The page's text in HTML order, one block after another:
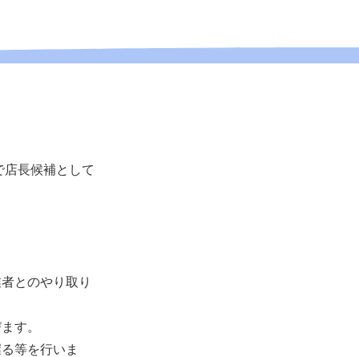
長候補として
とのやり取り
す。
等を行いま